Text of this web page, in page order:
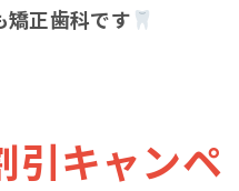
矯正歯科です
引キャンペ